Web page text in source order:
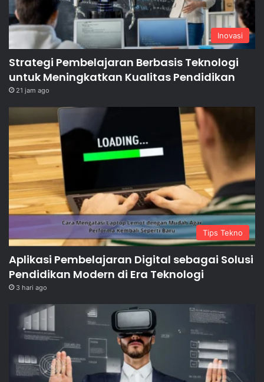
Inovasi
Strategi Pembelajaran Berbasis Teknologi
untuk Meningkatkan Kualitas Pendidikan
21 jam ago
Tips Tekno
Aplikasi Pembelajaran Digital sebagai Solusi
Pendidikan Modern di Era Teknologi
3 hari ago